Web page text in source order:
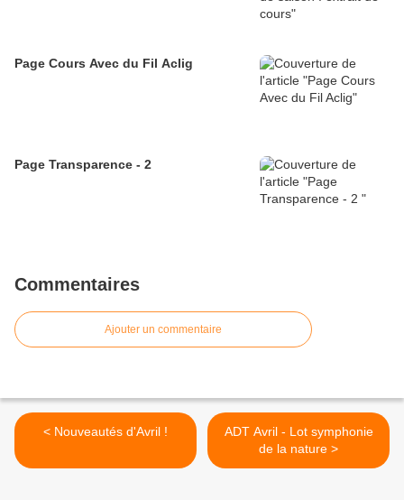
Page Cours Avec du Fil Aclig
Page Transparence - 2
Commentaires
Ajouter un commentaire
< Nouveautés d'Avril !
ADT Avril - Lot symphonie
de la nature >